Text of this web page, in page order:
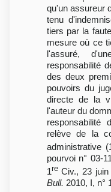
qu'un assureur
tenu
tiers par la
mesure où ce
l'assuré,
responsabilité
des deux
pouvoirs du
directe de la
l'auteur du
responsabilité
relève de la
administrative
pourvoi n° 03-
1reCiv., 23 juin
Bull. 2010, I, n°